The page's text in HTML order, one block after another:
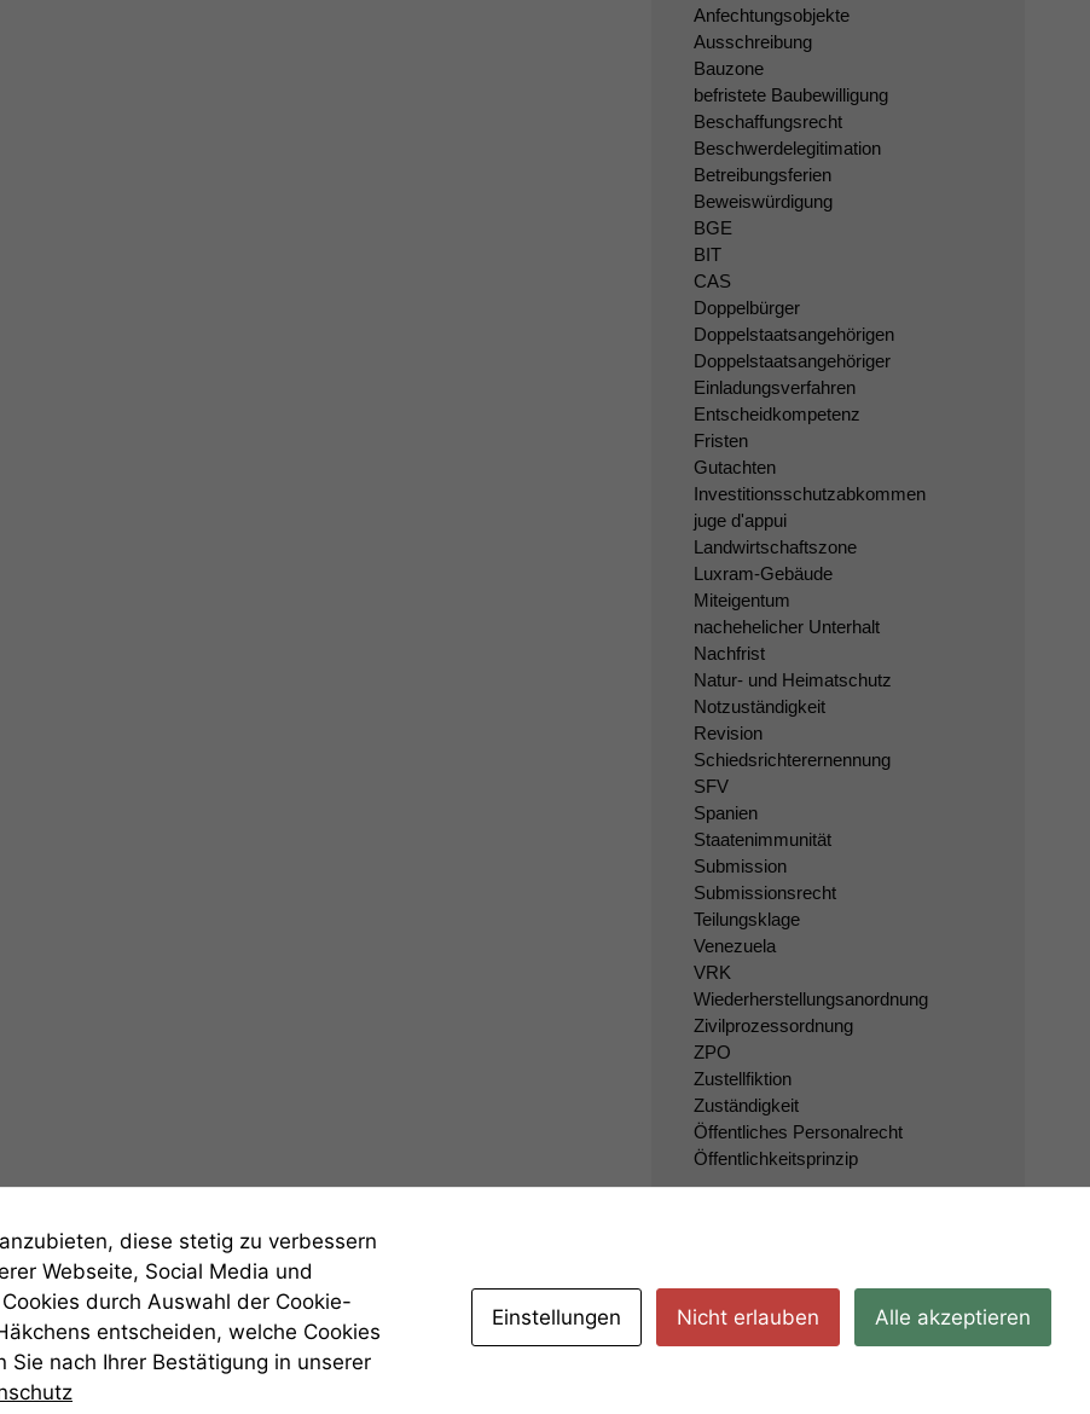
Anfechtungsobjekte
Ausschreibung
Bauzone
befristete Baubewilligung
Beschaffungsrecht
Beschwerdelegitimation
Betreibungsferien
Beweiswürdigung
BGE
BIT
CAS
Doppelbürger
Doppelstaatsangehörigen
Doppelstaatsangehöriger
Einladungsverfahren
Entscheidkompetenz
Fristen
Gutachten
Investitionsschutzabkommen
juge d'appui
Landwirtschaftszone
Luxram-Gebäude
Miteigentum
nachehelicher Unterhalt
Nachfrist
Natur- und Heimatschutz
Notzuständigkeit
Revision
Schiedsrichterernennung
SFV
Spanien
Staatenimmunität
Submission
Submissionsrecht
Teilungsklage
Venezuela
VRK
Wiederherstellungsanordnung
Zivilprozessordnung
ZPO
Zustellfiktion
Zuständigkeit
Öffentliches Personalrecht
Öffentlichkeitsprinzip
diese stetig zu verbessern
Webseite, Social Media und
durch Auswahl der Cookie-
entscheiden, welche Cookies
nach Ihrer Bestätigung in unserer
Einstellungen Nicht erlauben Alle akzeptieren
Einige
dieser Website
sind optional.
diese Option